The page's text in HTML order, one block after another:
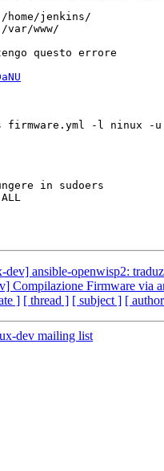
home/jenkins/
var/www/
questo errore
firmware.yml -l ninux -u
in sudoers
dev] ansible-openwisp2:
Compilazione Firmware via
] [ thread ] [ subject ] [
dev mailing list